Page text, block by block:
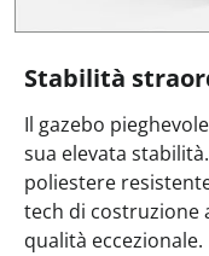
Stabilità
Il gazebo
sua elevata
poliestere
tech di costruzione
qualità eccezionale.